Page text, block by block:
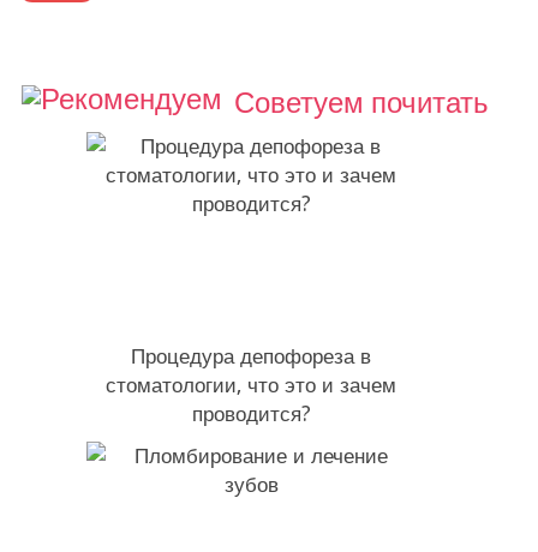
Советуем почитать
Процедура депофореза в
стоматологии, что это и зачем
проводится?